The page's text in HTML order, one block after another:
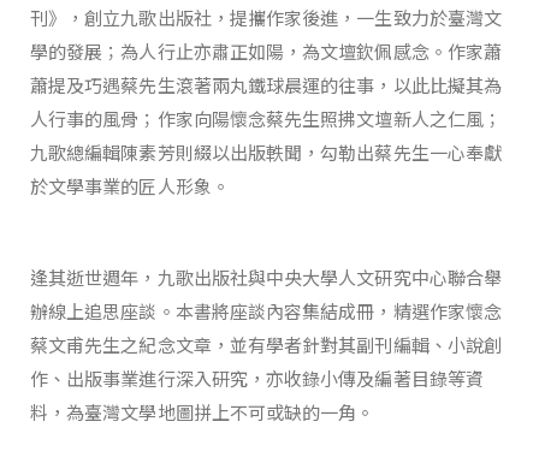
刊》，創立九歌出版社，提攜作家後進，一生致力於臺灣文
學的發展；為人行止亦肅正如陽，為文壇欽佩感念。作家蕭
蕭提及巧遇蔡先生滾著兩丸鐵球晨運的往事，以此比擬其為
人行事的風骨；作家向陽懷念蔡先生照拂文壇新人之仁風；
九歌總編輯陳素芳則綴以出版軼聞，勾勒出蔡先生一心奉獻
於文學事業的匠人形象。
逢其逝世週年，九歌出版社與中央大學人文研究中心聯合舉
辦線上追思座談。本書將座談內容集結成冊，精選作家懷念
蔡文甫先生之紀念文章，並有學者針對其副刊編輯、小說創
作、出版事業進行深入研究，亦收錄小傳及編著目錄等資
料，為臺灣文學地圖拼上不可或缺的一角。